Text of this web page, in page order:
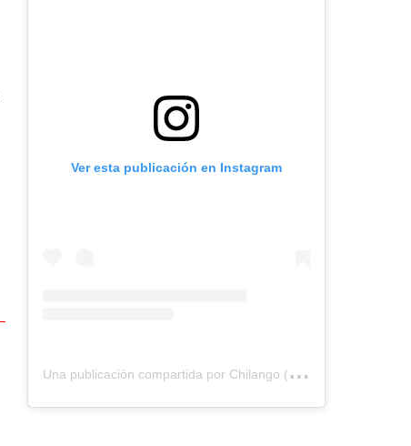
Ver esta publicación en Instagram
U
na publicación compartida por Chilango (@chilangocom)